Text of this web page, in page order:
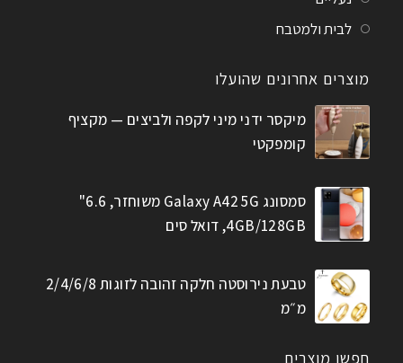
לבית ולמטבח
מוצרים אחרונים שהועלו
מיקסר ידני מיני לקפה ולביצים — מקציף
קומפקטי
סמסונג Galaxy A42 5G משוחזר, 6.6"
4GB/128GB, דואל סים
טבעת נירוסטה חלקה זהובה לזוגות 2/4/6/8
מ״מ
חפשו מוצרים